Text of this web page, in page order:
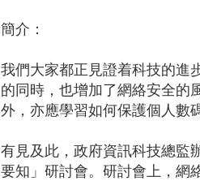
簡介：
我們大家都正見證着科技的進
的同時，也增加了網絡安全的
外，亦應學習如何保護個人數
有見及此，政府資訊科技總監
要知」研討會。研討會上，網